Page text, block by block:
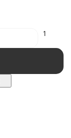
1